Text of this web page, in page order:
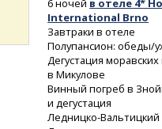
6 ночей в отеле 4*
International Brno
Завтраки в отеле
Полупансион: обеды/
Дегустация
в Микулове
Винный погреб в
и дегустация
Ледницко-Вальтицкий